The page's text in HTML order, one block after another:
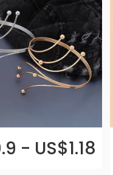
- US$1.18